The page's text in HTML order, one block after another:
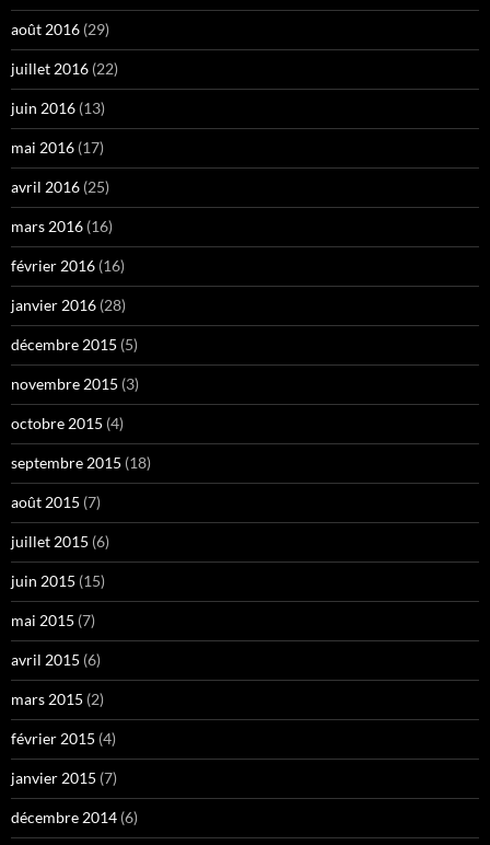
août 2016 (29)
juillet 2016 (22)
juin 2016 (13)
mai 2016 (17)
avril 2016 (25)
mars 2016 (16)
février 2016 (16)
janvier 2016 (28)
décembre 2015 (5)
novembre 2015 (3)
octobre 2015 (4)
septembre 2015 (18)
août 2015 (7)
juillet 2015 (6)
juin 2015 (15)
mai 2015 (7)
avril 2015 (6)
mars 2015 (2)
février 2015 (4)
janvier 2015 (7)
décembre 2014 (6)